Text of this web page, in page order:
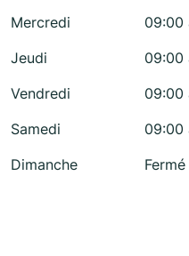
Mercredi
09:00
Jeudi
09:00
Vendredi
09:00
Samedi
09:00
Dimanche
Fermé